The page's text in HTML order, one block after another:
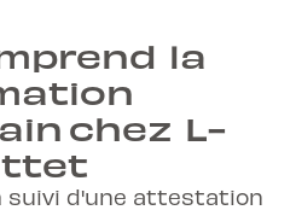
la
chez L-
suivi d'une attestation